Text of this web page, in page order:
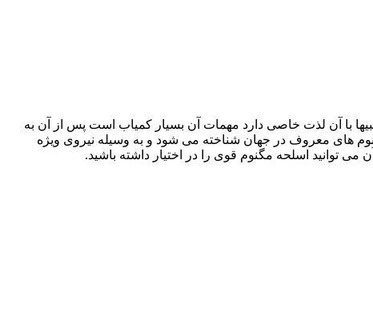
با آن لذت خاصی دارد مهمات آن بسیار کمیاب است پس از آن به
دهه 70.80 ساخته شده است و یکی از مگنوم های معروف در جهان شناخته می شود و به وسیله نیروی ویژه
توانید اسلحه مگنوم قوی را در اختیار داشته باشید.